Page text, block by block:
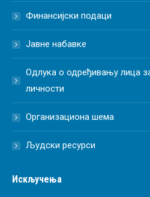
Финансијски подаци
Јавне набавке
Одлука о одређивању лица
личности
Организациона шема
Људски ресурси
Искључења